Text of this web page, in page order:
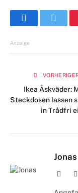
Facebook
Anzeige
Ikea Åskväder:
Steckdosen lassen
in Trådfri
Jonas